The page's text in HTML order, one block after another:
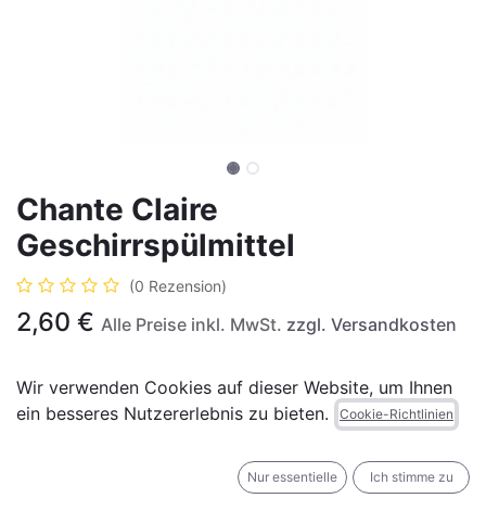
Chante Claire
Geschirrspülmittel
(0 Rezension)
2,60 € Alle Preise inkl. MwSt. zzgl. Versandkosten
Wir verwenden Cookies auf dieser Website, um Ihnen
ein besseres Nutzererlebnis zu bieten.
Cookie-Richtlinien
Nur essentielle Ich stimme zu